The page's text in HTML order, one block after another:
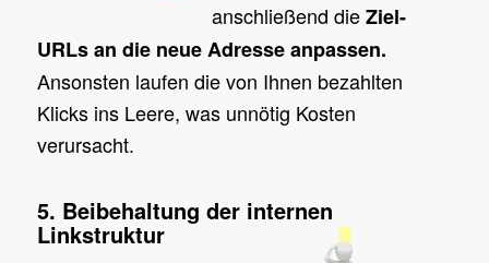
anschließend dieZiel-
URLs an die neue Adresse anpassen.
Ansonsten laufen die von Ihnen bezahlten
Klicks ins Leere, was unnötig Kosten
verursacht.
5. Beibehaltung der internen
Linkstruktur